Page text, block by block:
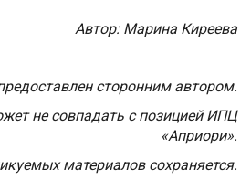
Автор: Марина Киреева
сторонним автором.
не совпадать с позицией ИПЦ
«Априори».
материалов сохраняется.